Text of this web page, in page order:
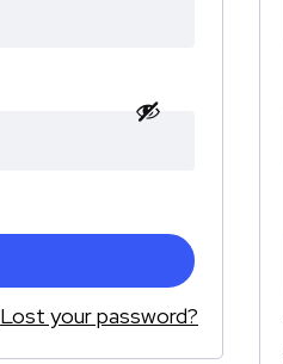
Lost your password?